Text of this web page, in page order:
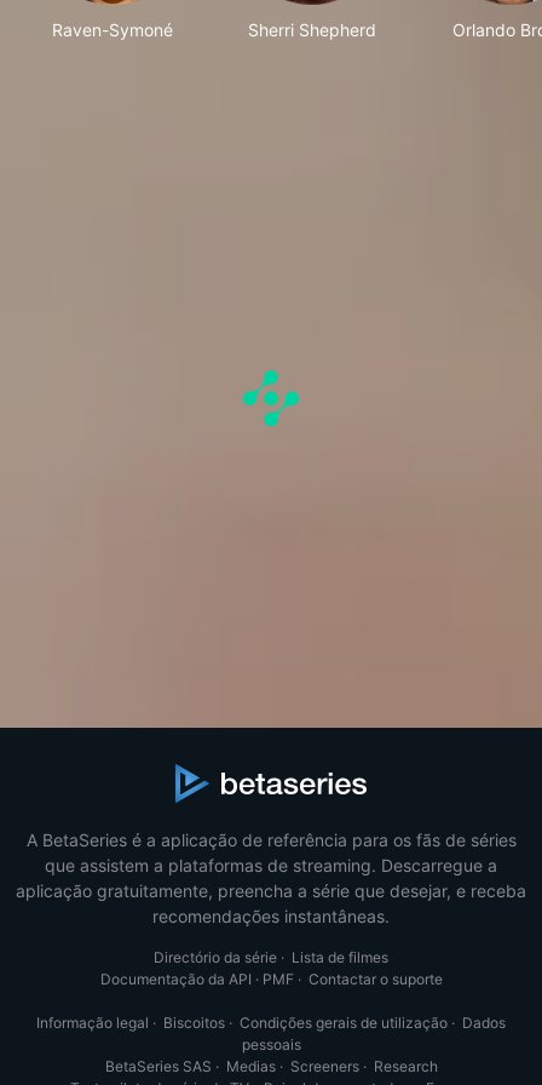
Raven-Symoné Sherri Shepherd Orlando
A BetaSeries é a aplicação de referência para os fãs de séries
que assistem a plataformas de streaming. Descarregue a
aplicação gratuitamente, preencha a série que desejar, e receba
recomendações instantâneas.
Directório da série · Lista de filmes
Documentação da API · PMF· Contactar o suporte
Informação legal · Biscoitos · Condições gerais de utilização · Dados
pessoais
BetaSeries SAS · Medias· Screeners· Research